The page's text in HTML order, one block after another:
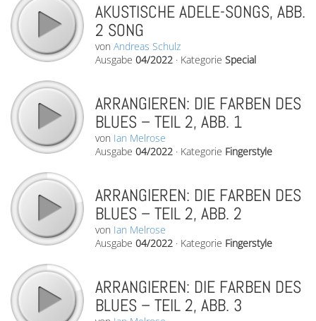
AKUSTISCHE ADELE-SONGS, ABB.
2 SONG
von Andreas Schulz
Ausgabe 04/2022 · Kategorie Special
ARRANGIEREN: DIE FARBEN DES
BLUES – TEIL 2, ABB. 1
von Ian Melrose
Ausgabe 04/2022 · Kategorie Fingerstyle
ARRANGIEREN: DIE FARBEN DES
BLUES – TEIL 2, ABB. 2
von Ian Melrose
Ausgabe 04/2022 · Kategorie Fingerstyle
ARRANGIEREN: DIE FARBEN DES
BLUES – TEIL 2, ABB. 3